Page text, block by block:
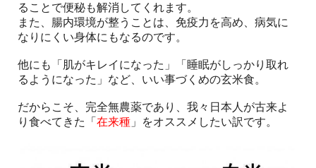
ることで便秘も解消してくれます。
また、腸内環境が整うことは、免疫力を高め、病気に
なりにくい身体にもなるのです。
他にも「肌がキレイになった」「睡眠がしっかり取れ
るようになった」など、いい事づくめの玄米食。
だからこそ、完全無農薬であり、我々日本人が古来よ
り食べてきた「 在来種 」をオススメしたい訳です。